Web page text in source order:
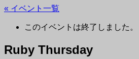
« イベント一覧
このイベントは終了しました。
Ruby Thursday